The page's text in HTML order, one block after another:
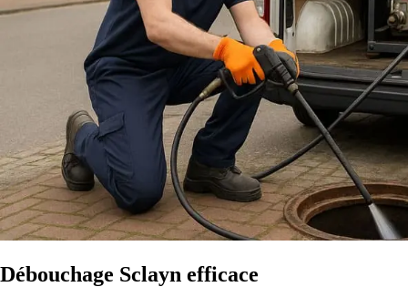
Débouchage Sclayn efficace